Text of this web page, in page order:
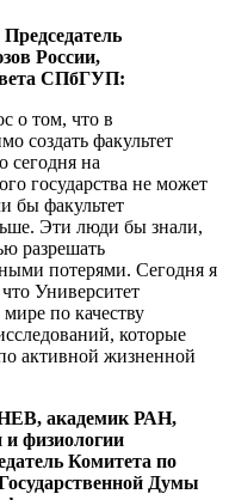
России,
СПбГУП:
о том, что в
создать факультет
сегодня на
государства не может
бы факультет
Эти люди бы знали,
разрешать
потерями. Сегодня я
Университет
по качеству
которые
активной жизненной
академик РАН,
физиологии
Комитета по
Думы